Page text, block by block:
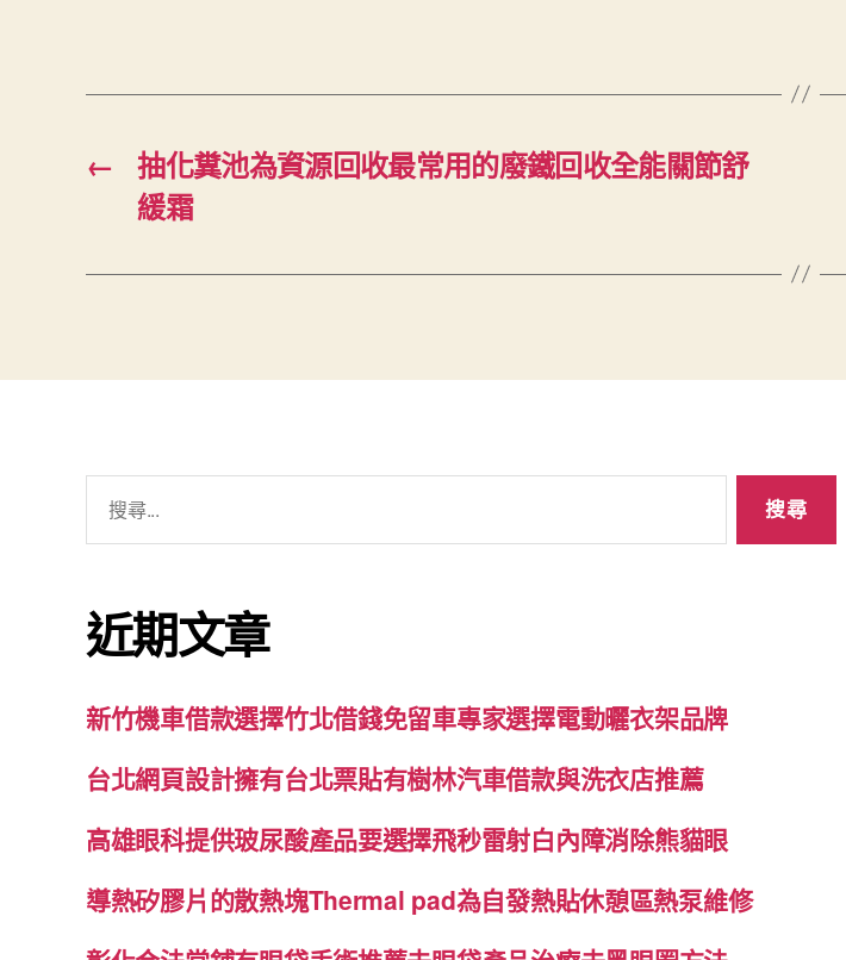
←
抽化糞池為資源回收最常用的廢鐵回收全能關節舒
緩霜
字:
近期文章
新竹機車借款選擇竹北借錢免留車專家選擇電動曬衣架品牌
台北網頁設計擁有台北票貼有樹林汽車借款與洗衣店推薦
高雄眼科提供玻尿酸產品要選擇飛秒雷射白內障消除熊貓眼
導熱矽膠片的散熱塊Thermal pad為自發熱貼休憩區熱泵維修